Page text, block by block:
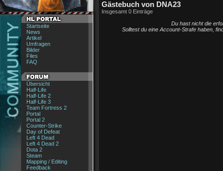
Startseite
News
Artikel
Umfragen
Bilder
Files
FAQ
Übersicht
Half-Life
Half-Life 2
Half-Life 3
Team Fortress 2
Portal
Portal 2
Counter-Strike
Day of Defeat
Left 4 Dead
Left 4 Dead 2
Dota 2
Steam
Mapping / Editing
Feedback
Gästebuch von DNA23
Insgesamt 0 Einträge
Du hast nicht die
Solltest du eine Account-Strafe haben,